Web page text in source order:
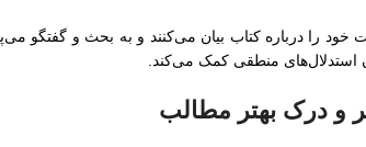
خود را درباره کتاب بیان می‌کنند و به بحث و گفتگو
استدلال‌های منطقی کمک می‌کند.